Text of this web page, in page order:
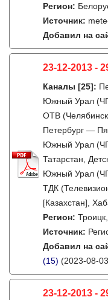
Регион:
Источник:
Добавил на
23-12-2013 -
Каналы [25]:
Южный Урал
ОТВ
Петербург —
Южный Урал
Татарстан,
Южный Урал
ТДК
[Казахстан],
Регион:
Источник:
Добавил на
(15) (2023-08-
23-12-2013 -